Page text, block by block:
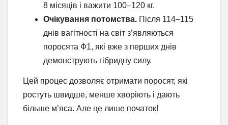
8 місяців і важити 100–120 кг.
Очікування потомства. Після 114–115
днів вагітності на світ з’являються
поросята Ф1, які вже з перших днів
демонструють гібридну силу.
Цей процес дозволяє отримати поросят, які
ростуть швидше, менше хворіють і дають
більше м’яса. Але це лише початок!